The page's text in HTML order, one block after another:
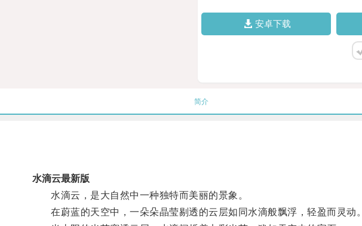
安卓下载
简介
水滴云最新版
水滴云，是大自然中一种独特而美丽的景象。
在蔚蓝的天空中，一朵朵晶莹剔透的云层如同水滴般飘浮，轻盈而灵动。